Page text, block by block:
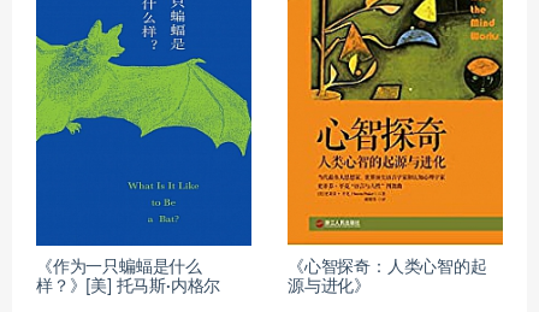
《作为一只蝙蝠是什么
样？》[美] 托马斯·内格尔
《心智探奇：人类心智的起
源与进化》